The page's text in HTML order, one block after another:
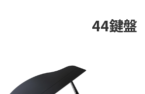
44鍵盤